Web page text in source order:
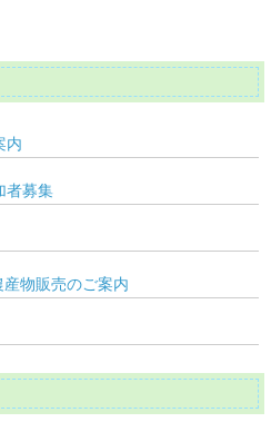
内
者募集
物販売のご案内